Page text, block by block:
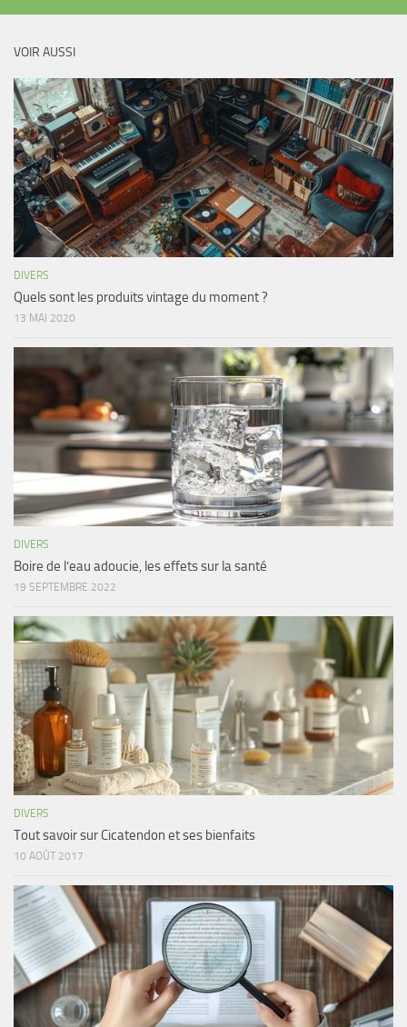
VOIR AUSSI
DIVERS
Quels sont les produits vintage du moment ?
13 MAI 2020
DIVERS
Boire de l’eau adoucie, les effets sur la santé
19 SEPTEMBRE 2022
DIVERS
Tout savoir sur Cicatendon et ses bienfaits
10 AOÛT 2017